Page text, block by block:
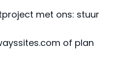
met ons: stuur
of plan